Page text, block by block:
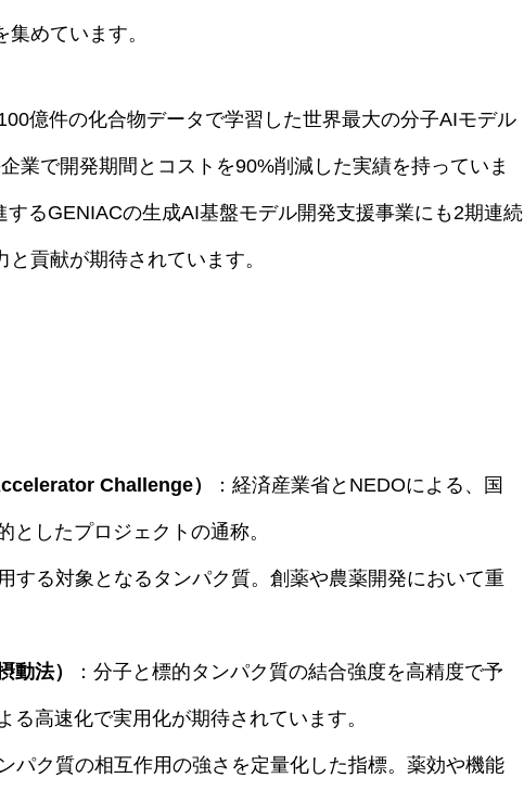
めています。
億件の化合物データで学習した世界最大の分子AIモデル
業で開発期間とコストを90%削減した実績を持っていま
るGENIACの生成AI基盤モデル開発支援事業にも2期連続
貢献が期待されています。
Challenge） ：経済産業省とNEDOによる、国
としたプロジェクトの通称。
する対象となるタンパク質。創薬や農薬開発において重
動法） ：分子と標的タンパク質の結合強度を高精度で予
る高速化で実用化が期待されています。
パク質の相互作用の強さを定量化した指標。薬効や機能